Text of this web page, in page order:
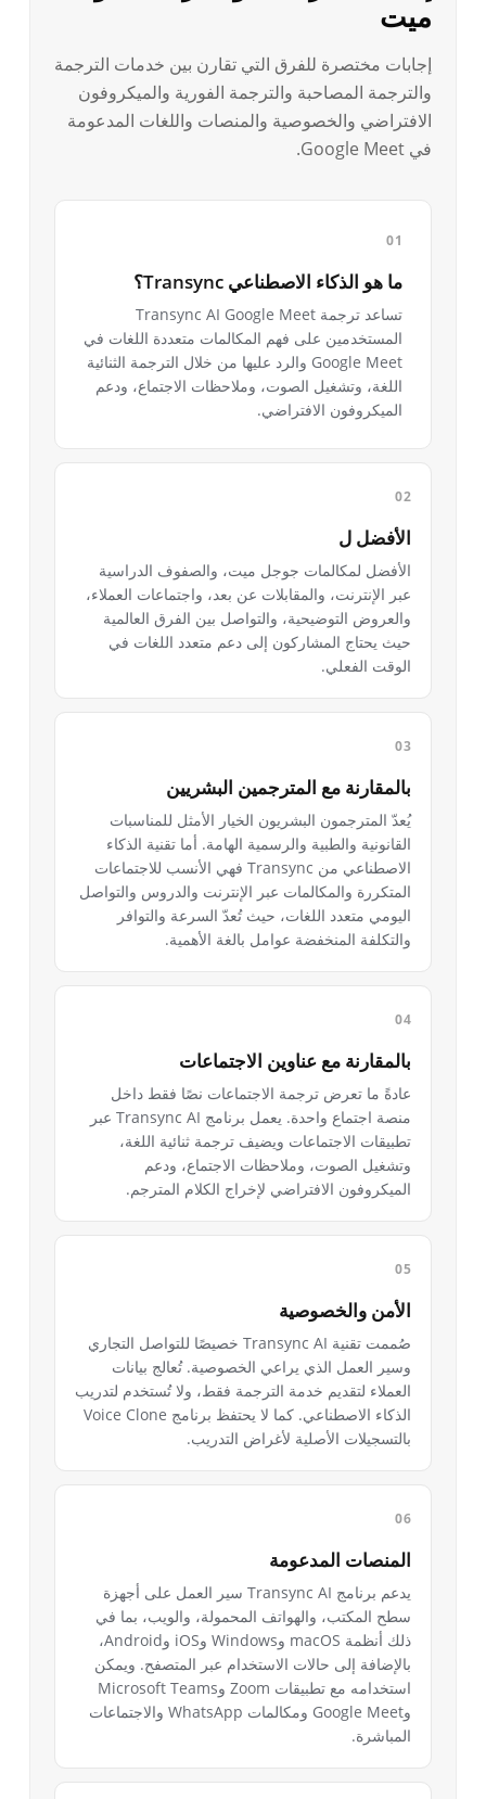
ميت
إجابات مختصرة للفرق التي تقارن بين خدمات الترجمة
والترجمة المصاحبة والترجمة الفورية والميكروفون
الافتراضي والخصوصية والمنصات واللغات المدعومة
في Google Meet.
ما هو الذكاء الاصطناعي Transync؟
تساعد ترجمة Transync AI Google Meet
المستخدمين على فهم المكالمات متعددة اللغات في
Google Meet والرد عليها من خلال الترجمة الثنائية
اللغة، وتشغيل الصوت، وملاحظات الاجتماع، ودعم
الميكروفون الافتراضي.
الأفضل ل
الأفضل لمكالمات جوجل ميت، والصفوف الدراسية
عبر الإنترنت، والمقابلات عن بعد، واجتماعات العملاء،
والعروض التوضيحية، والتواصل بين الفرق العالمية
حيث يحتاج المشاركون إلى دعم متعدد اللغات في
الوقت الفعلي.
بالمقارنة مع المترجمين البشريين
يُعدّ المترجمون البشريون الخيار الأمثل للمناسبات
القانونية والطبية والرسمية الهامة. أما تقنية الذكاء
الاصطناعي من Transync فهي الأنسب للاجتماعات
المتكررة والمكالمات عبر الإنترنت والدروس والتواصل
اليومي متعدد اللغات، حيث تُعدّ السرعة والتوافر
والتكلفة المنخفضة عوامل بالغة الأهمية.
بالمقارنة مع عناوين الاجتماعات
عادةً ما تعرض ترجمة الاجتماعات نصًا فقط داخل
منصة اجتماع واحدة. يعمل برنامج Transync AI عبر
تطبيقات الاجتماعات ويضيف ترجمة ثنائية اللغة،
وتشغيل الصوت، وملاحظات الاجتماع، ودعم
الميكروفون الافتراضي لإخراج الكلام المترجم.
الأمن والخصوصية
صُممت تقنية Transync AI خصيصًا للتواصل التجاري
وسير العمل الذي يراعي الخصوصية. تُعالج بيانات
العملاء لتقديم خدمة الترجمة فقط، ولا تُستخدم لتدريب
الذكاء الاصطناعي. كما لا يحتفظ برنامج Voice Clone
بالتسجيلات الأصلية لأغراض التدريب.
المنصات المدعومة
يدعم برنامج Transync AI سير العمل على أجهزة
سطح المكتب، والهواتف المحمولة، والويب، بما في
ذلك أنظمة macOS وWindows وiOS وAndroid،
بالإضافة إلى حالات الاستخدام عبر المتصفح. ويمكن
استخدامه مع تطبيقات Zoom وMicrosoft Teams
وGoogle Meet ومكالمات WhatsApp والاجتماعات
المباشرة.